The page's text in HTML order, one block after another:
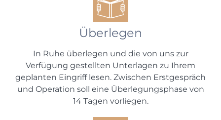
Überlegen
In Ruhe überlegen und die von uns zur
Verfügung gestellten Unterlagen zu Ihrem
geplanten Eingriff lesen. Zwischen Erstgespräch
und Operation soll eine Überlegungsphase von
14 Tagen vorliegen.